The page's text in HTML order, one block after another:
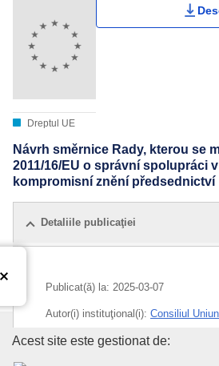
Dreptul UE
Návrh směrnice Rady, kterou se
2011/16/EU o správní spolupráci
kompromisní znění předsednictví
Detaliile publicaţiei
Publicat(ă) la: 2025-03-07
Autor(i) instituţional(i): Consiliul
IMMC : ST 6845 2025 INIT
Oficiul pentru
Acest site este gestionat de: